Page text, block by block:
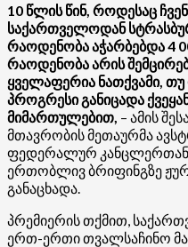
10 წლის წინ, როდესაც
საქართველოდან
რაოდენობა აჭარბებდა 4
რაოდენობა არის
ყველაფერია ნათქვამი,
პროგრესი განიცადა
მიმართულებით, – ამის
მთავრობის მეთაურმა
ფედერალურ
ერთობლივ ბრიფინგზე
განაცხადა.
პრემიერის თქმით,
ერთ-ერთი თვალსაჩინო